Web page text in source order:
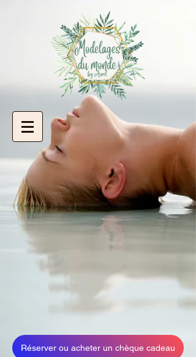
Réserver ou acheter un chèque cadeau